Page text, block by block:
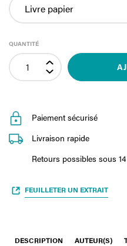
QUANTITÉ
Paiement sécurisé
Livraison rapide
Retours possibles sous
FEUILLETER UN EXTRAIT
DESCRIPTION AUTEUR(S)